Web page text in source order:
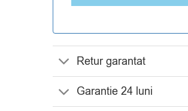
Retur garantat
Garantie 24 luni